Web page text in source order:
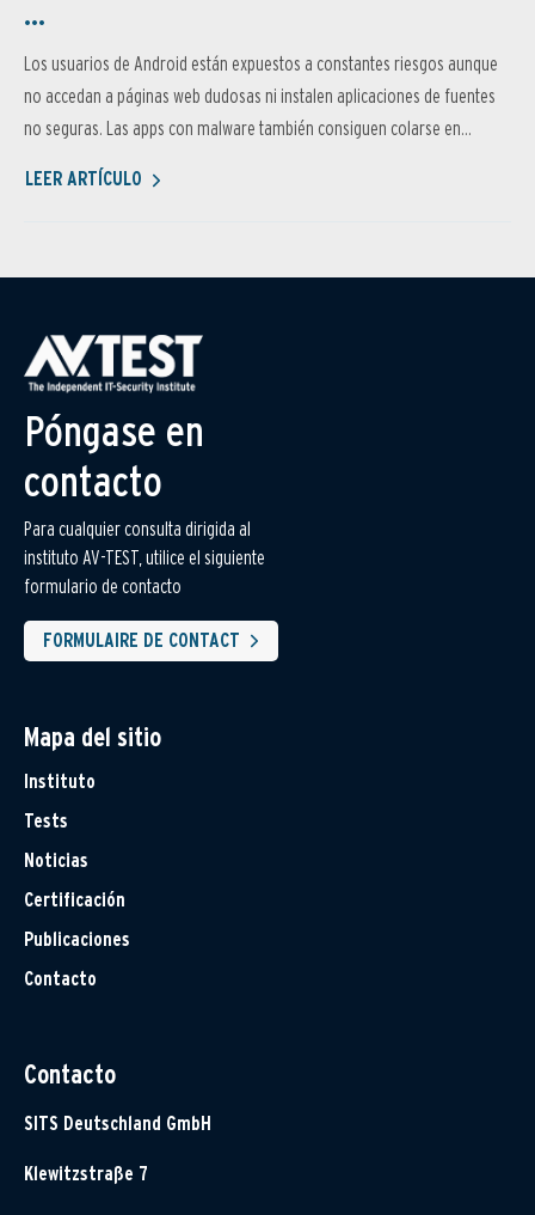
...
Los usuarios de Android están expuestos a constantes riesgos aunque
no accedan a páginas web dudosas ni instalen aplicaciones de fuentes
no seguras. Las apps con malware también consiguen colarse en...
LEER ARTÍCULO
Póngase en
contacto
Para cualquier consulta dirigida al
instituto AV-TEST, utilice el siguiente
formulario de contacto
FORMULAIRE DE CONTACT
Mapa del sitio
Instituto
Tests
Noticias
Certificación
Publicaciones
Contacto
Contacto
SITS Deutschland GmbH
Klewitzstraße 7